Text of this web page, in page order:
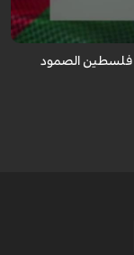
| فلسطين الصمود